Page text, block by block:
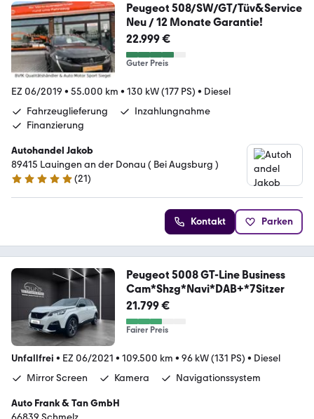
Peugeot 508/SW/GT/Tüv&Service
Neu / 12 Monate Garantie!
22.999 €
Guter Preis
EZ 06/2019 • 55.000 km • 130 kW (177 PS) • Diesel
Fahrzeuglieferung
Inzahlungnahme
Finanzierung
Autohandel Jakob
89415 Lauingen an der Donau ( Bei Augsburg )
4.8 Sterne
(21)
Kontakt Parken
Peugeot 5008 GT-Line Business
Cam*Shzg*Navi*DAB+*7Sitzer
21.799 €
Fairer Preis
Unfallfrei • EZ 06/2021 • 109.500 km • 96 kW (131 PS) • Diesel
Mirror Screen
Kamera Navigationssystem
Auto Frank & Tan GmbH